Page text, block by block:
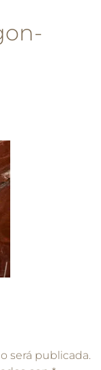
será publicada.